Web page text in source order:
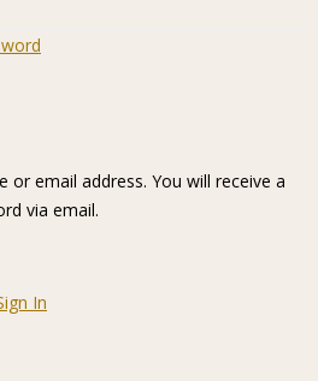
or email address. You will receive a
via email.
In